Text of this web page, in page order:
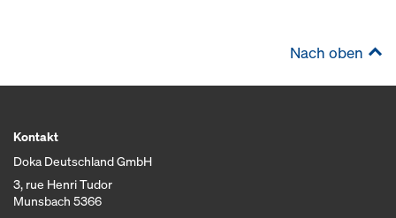
Nach oben
Kontakt
Doka Deutschland GmbH
3, rue Henri Tudor
Munsbach 5366